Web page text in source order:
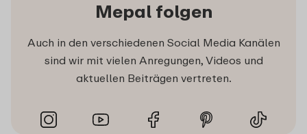
Mepal folgen
Auch in den verschiedenen Social Media Kanälen
sind wir mit vielen Anregungen, Videos und
aktuellen Beiträgen vertreten.